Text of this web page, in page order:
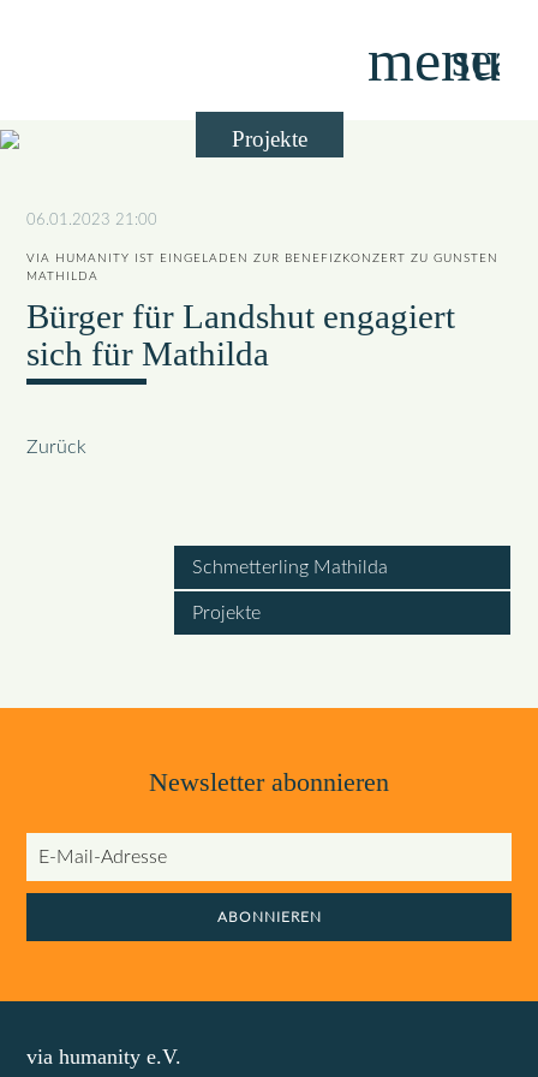
menu
Projekte
06.01.2023 21:00
VIA HUMANITY IST EINGELADEN ZUR BENEFIZKONZERT ZU GUNSTEN
MATHILDA
Bürger für Landshut engagiert
sich für Mathilda
Zurück
Schmetterling Mathilda
Projekte
Newsletter abonnieren
E-
Mail-
ABONNIEREN
via humanity e.V.